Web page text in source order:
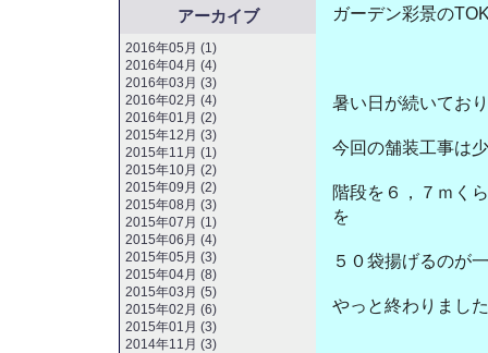
ガーデン彩景の
暑い日が続いてお
今回の舗装工事は
階段を６，７ｍく
を
５０袋揚げるのが
やっと終わりまし
アーカイブ
2016年05月 (1)
2016年04月 (4)
2016年03月 (3)
2016年02月 (4)
2016年01月 (2)
2015年12月 (3)
2015年11月 (1)
2015年10月 (2)
2015年09月 (2)
2015年08月 (3)
2015年07月 (1)
2015年06月 (4)
2015年05月 (3)
2015年04月 (8)
2015年03月 (5)
2015年02月 (6)
2015年01月 (3)
2014年11月 (3)